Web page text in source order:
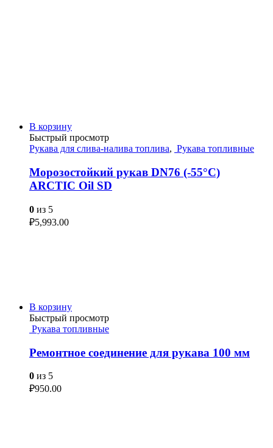
В корзину
Быстрый просмотр
Рукава для слива-налива топлива, Рукава топливные
Морозостойкий рукав DN76 (-55°С)
ARCTIC Oil SD
0 из 5
₽5,993.00
В корзину
Быстрый просмотр
Рукава топливные
Ремонтное соединение для рукава 100 мм
0 из 5
₽950.00